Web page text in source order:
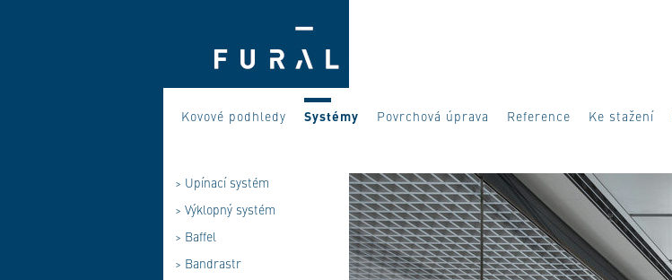
Kovové podhledy Systémy Povrchová úprava Reference Ke stažení
> Upínací systém
> Výklopný systém
> Baffel
> Bandrastr